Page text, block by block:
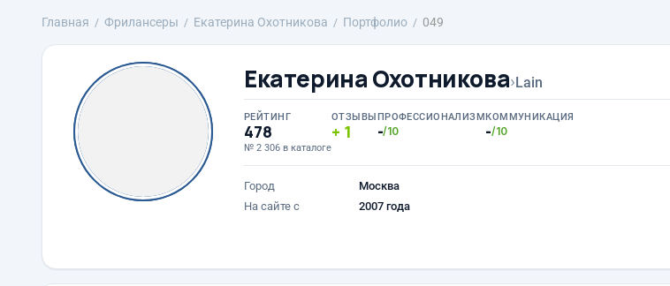
Главная Фрилансеры Екатерина Охотникова Портфолио 049
Екатерина Охотникова›Lain
РЕЙТИНГ
478
№ 2 306 в каталоге
ОТЗЫВЫ
1
ПРОФЕССИОНАЛИЗМ
-/10
КОММУНИКАЦИЯ
-/10
Город
Москва
На сайте с
2007 года